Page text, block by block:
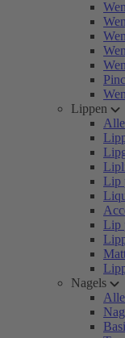
Lippen
Lip
Lip
Nagels